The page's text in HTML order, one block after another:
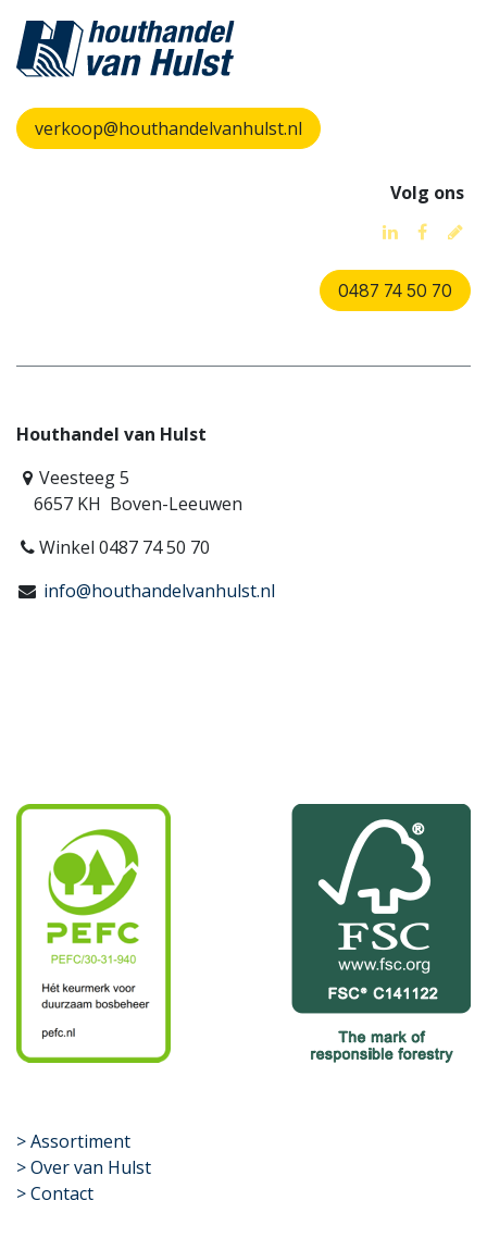
verkoop@houthandelvanhulst.nl
Volg ons
0487 74 50 70
Houthandel van Hulst
Veesteeg 5
6657 KH Boven-Leeuwen
Winkel 0487 74 50 70
info@houthandelvanhulst.nl
​>Assortiment
> Over van Hulst
> Contact